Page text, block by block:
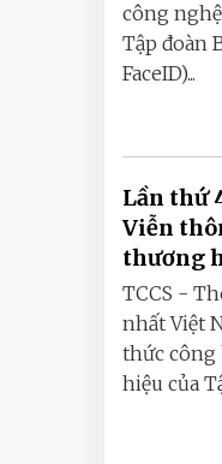
công
Tập đoàn
FaceID)...
Lần thứ
Viễn
thương
TCCS -
nhất Việt
thức công
hiệu của